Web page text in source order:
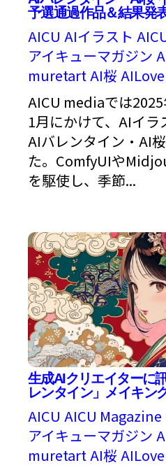
予選通過作品＆結果発
AICU AIイラスト
アイキューマガジン
muretartAI桜 AILove
AICU mediaでは
1月にかけて、AIイ
AIバレンタイン・AI
た。ComfyUIや
を駆使し、季節...
生成AIクリエイターに
レンタイン」メイキン
AICU AICU Magazine
アイキューマガジン
muretartAI桜 AILove